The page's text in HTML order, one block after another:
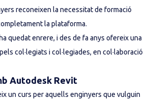
reconeixen la necessitat de formació
la plataforma.
quedat enrere, i des de fa anys ofereix una
col·legiats i col·legiades, en col·laboració
Autodesk Revit
un curs per aquells enginyers que vulguin